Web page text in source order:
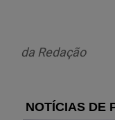
inquérito
milícias
As
da Redação